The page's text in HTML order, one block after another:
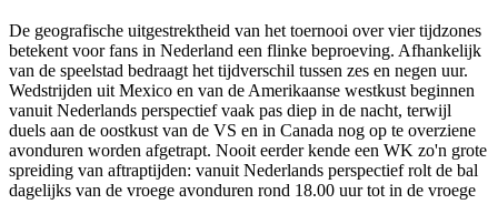
De geografische uitgestrektheid van het toernooi over vier tijdzones
betekent voor fans in Nederland een flinke beproeving. Afhankelijk
van de speelstad bedraagt het tijdverschil tussen zes en negen uur.
Wedstrijden uit Mexico en van de Amerikaanse westkust beginnen
vanuit Nederlands perspectief vaak pas diep in de nacht, terwijl
duels aan de oostkust van de VS en in Canada nog op te overziene
avonduren worden afgetrapt. Nooit eerder kende een WK zo'n grote
spreiding van aftraptijden: vanuit Nederlands perspectief rolt de bal
dagelijks van de vroege avonduren rond 18.00 uur tot in de vroege